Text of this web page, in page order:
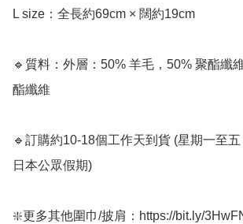
L size：全長約69cm × 闊約19cm
🔹質料：外層：50% 羊毛，50% 聚酯纖
酯纖維
🔹訂購約10-18個工作天到貨 (星期一至
日本公眾假期) ﻿
❇️更多其他圍巾/披肩：https://bit.ly/